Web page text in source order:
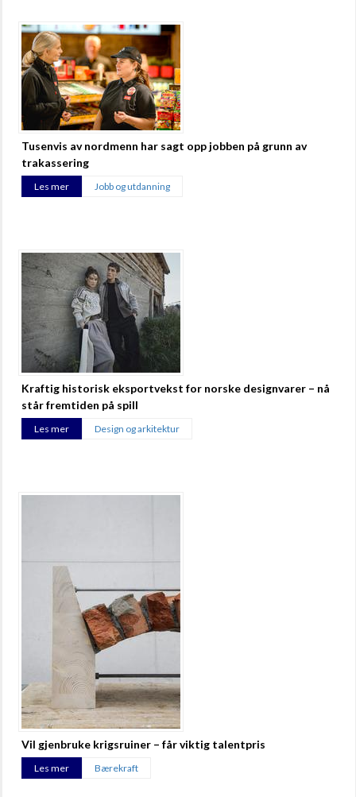
Tusenvis av nordmenn har sagt opp jobben på grunn av
trakassering
Les mer Jobb og utdanning
Kraftig historisk eksportvekst for norske designvarer – nå
står fremtiden på spill
Les mer Design og arkitektur
Vil gjenbruke krigsruiner – får viktig talentpris
Les mer Bærekraft